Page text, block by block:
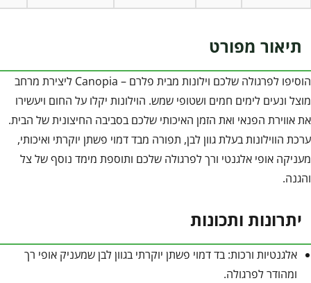
תיאור מפורט
הוסיפו לפרגולה שלכם וילונות מבית פלרם – Canopia ליצירת מרחב
מוצל ונעים לימים חמים ושטופי שמש. הוילונות יקלו על החום ויעשירו
את אווירת הפנאי ואת הזמן האיכותי שלכם בסביבה החיצונית של הבית.
ערכת הווילונות בעלת גוון לבן, תפורה מבד דמוי פשתן יוקרתי ואיכותי,
מעניקה אופי אלגנטי ורך לפרגולה שלכם ותוספת מימד נוסף של צל
והגנה.
יתרונות ותכונות
אלגנטיות ורכות: בד דמוי פשתן יוקרתי בגוון לבן שמעניק אופי רך
ומהודר לפרגולה.